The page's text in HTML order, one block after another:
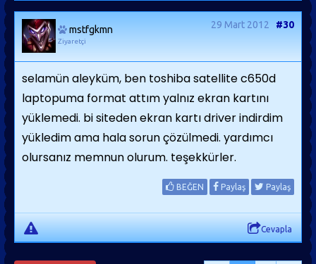
mstfgkmn
Ziyaretçi
29 Mart 2012 #30
selamün aleyküm, ben toshiba satellite c650d
laptopuma format attım yalnız ekran kartını
yüklemedi. bi siteden ekran kartı driver indirdim
yükledim ama hala sorun çözülmedi. yardımcı
olursanız memnun olurum. teşekkürler.
BEĞEN Paylaş Paylaş
Cevapla